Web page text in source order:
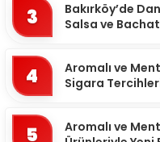
3
Bakırköy’de
Salsa ve
4
Aromalı ve
Sigara
5
Aromalı ve
Artvin
Aydın
Balıkesir
Bartın
Batman